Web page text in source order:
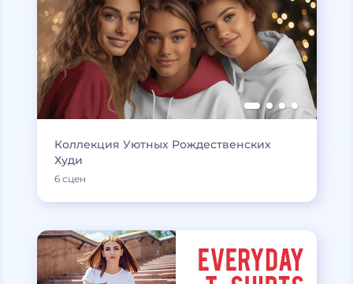
Коллекция Уютных Рождественских
Худи
6 сцен